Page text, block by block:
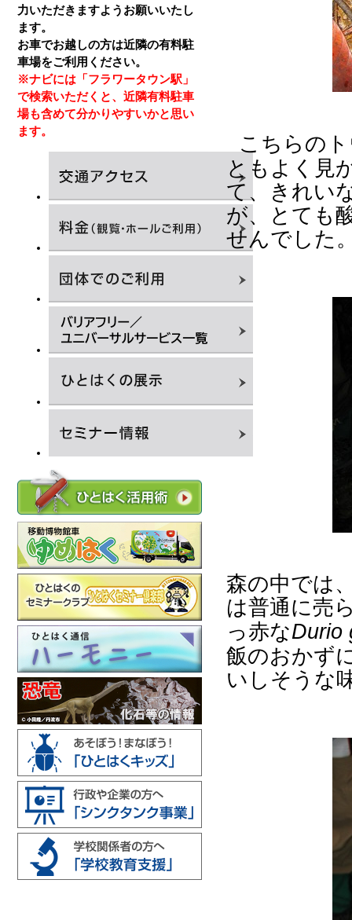
力いただきますようお願いいたし
ます。
お車でお越しの方は近隣の有料駐
車場をご利用ください。
※ナビには「フラワータウン駅」
で検索いただくと、近隣有料駐車
場も含めて分かりやすいかと思い
ます。
こちらの
ともよく見
て、きれい
が、とても
せんでした
森の中では
は普通に売
っ赤なDurio
飯のおかず
いしそうな